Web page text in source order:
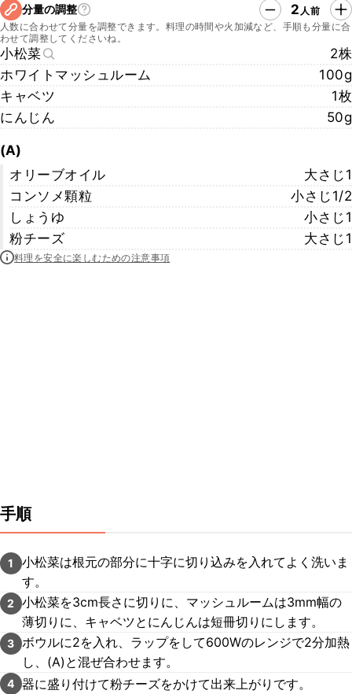
分量の調整 2 人前
人数に合わせて分量を調整できます。料理の時間や火加減など、手順も分量に合
わせて調整してくださいね。
小松菜
2株
ホワイトマッシュルーム
100g
キャベツ
1枚
にんじん
50g
(A)
オリーブオイル
大さじ1
コンソメ顆粒
小さじ1/2
しょうゆ
小さじ1
粉チーズ
大さじ1
料理を安全に楽しむための注意事項
手順
1
小松菜は根元の部分に十字に切り込みを入れてよく洗いま
す。
2
小松菜を3cm長さに切りに、マッシュルームは3mm幅の
薄切りに、キャベツとにんじんは短冊切りにします。
3 ボウルに2を入れ、ラップをして600Wのレンジで2分加熱
し、(A)と混ぜ合わせます。
4 器に盛り付けて粉チーズをかけて出来上がりです。